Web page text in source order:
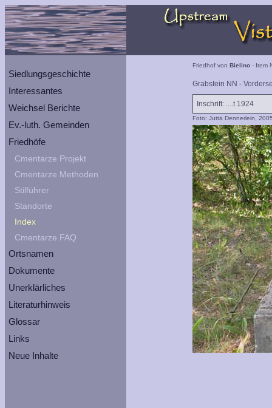
Siedlungsgeschichte
Interessantes
Weichsel Berichte
Ev.-luth. Gemeinden
Friedhöfe
Cmentarze Projekt
Cmentarze Methoden
Stilführer
Standorte
Index
Cmentarze FAQ
Ortsnamen
Dokumente
Unerklärliches
Literaturhinweis
Glossar
Links
Neue Inhalte
Friedhof von Bielino - Item
Grabstein NN -
Inschrift: ....t 1924
Foto: Jutta Dennerlein,